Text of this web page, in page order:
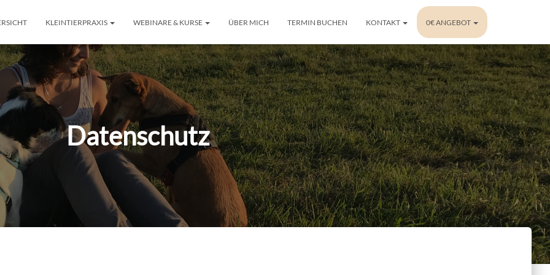
KLEINTIERPRAXIS WEBINARE & KURSE ÜBER MICH TERMIN BUCHEN KONTAKT 0€ ANGEBOT
Datenschutz